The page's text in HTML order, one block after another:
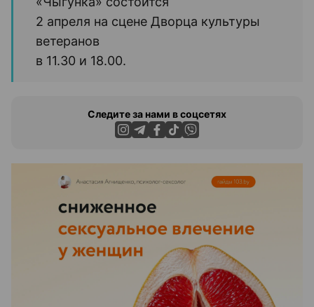
2 апреля на сцене Дворца культуры
ветеранов
в 11.30 и 18.00.
Следите за нами в соцсетях
ЭФФЕКТИВНАЯ РЕКЛАМА НА САЙТЕ